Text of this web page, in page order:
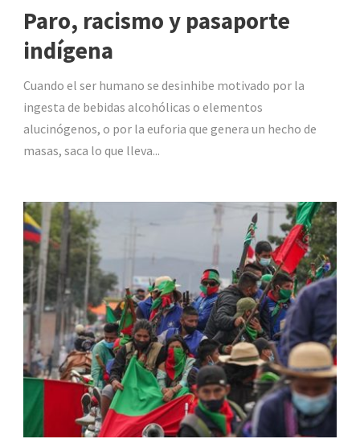
Paro, racismo y pasaporte
indígena
Cuando el ser humano se desinhibe motivado por la
ingesta de bebidas alcohólicas o elementos
alucinógenos, o por la euforia que genera un hecho de
masas, saca lo que lleva...